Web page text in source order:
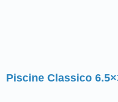
Piscine Classico